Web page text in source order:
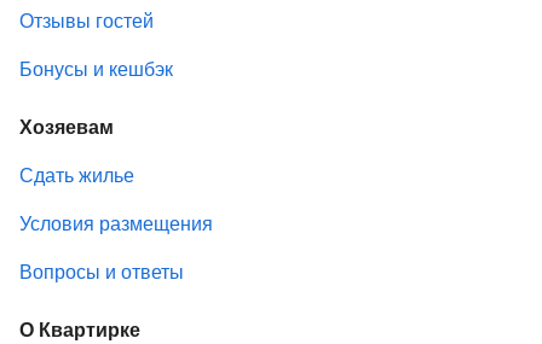
Отзывы гостей
Бонусы и кешбэк
Хозяевам
Сдать жилье
Условия размещения
Вопросы и ответы
О Квартирке